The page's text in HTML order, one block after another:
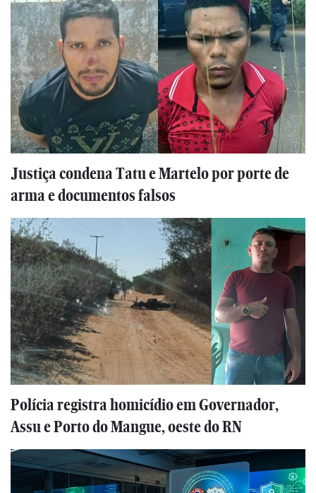
Justiça condena Tatu e Martelo por porte de
arma e documentos falsos
Polícia registra homicídio em Governador,
Assu e Porto do Mangue, oeste do RN